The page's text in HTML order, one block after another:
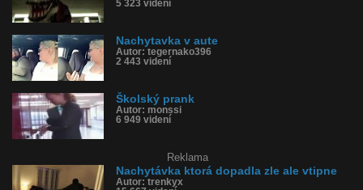
História sledovanosti videa:
5 323 videní
Nachytavka v aute
Autor: tegernako396
2 443 videní
Školský prank
Autor: monssi
6 949 videní
Reklama
Nachytávka ktorá dopadla zle ale vtipne
Autor: trenkyx